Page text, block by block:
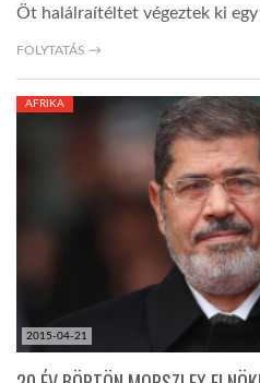
Öt halálraítéltet végeztek ki
FOLYTATÁS →
2015-04-21
AFRIKA